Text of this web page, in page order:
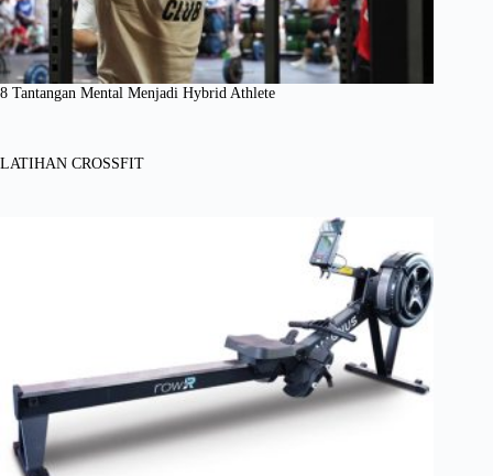
8 Tantangan Mental Menjadi Hybrid Athlete
LATIHAN CROSSFIT